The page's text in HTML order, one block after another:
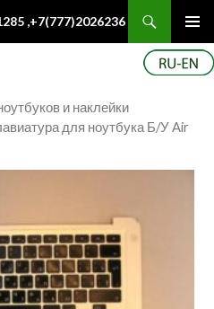
,+7(777)2026236
и наклейки
для ноутбука Б/У Air